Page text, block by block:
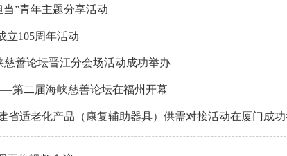
”青年主题分享活动
立105周年活动
善论坛晋江分会场活动成功举办
第二届海峡慈善论坛在福州开幕
适老化产品（康复辅助器具）供需对接活动在厦门成